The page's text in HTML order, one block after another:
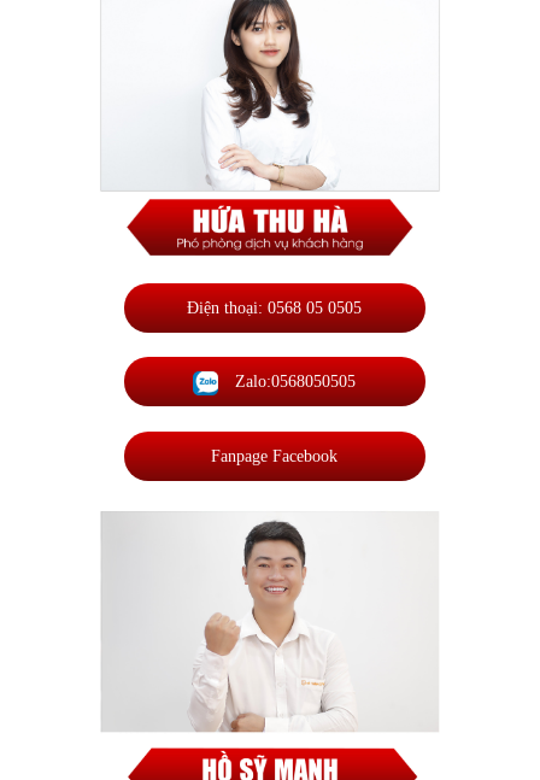
Điện thoại: 0568 05 0505
Zalo:0568050505
Fanpage Facebook